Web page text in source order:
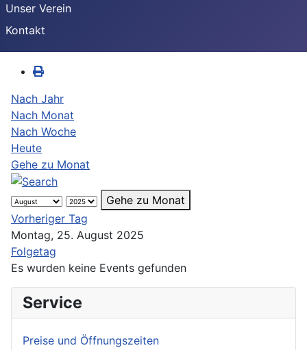
Unser Verein
Kontakt
Nach Jahr
Nach Monat
Nach Woche
Heute
Gehe zu Monat
Gehe zu Monat
Vorheriger Tag
Montag, 25. August 2025
Folgetag
Es wurden keine Events gefunden
Service
Preise und Öffnungszeiten